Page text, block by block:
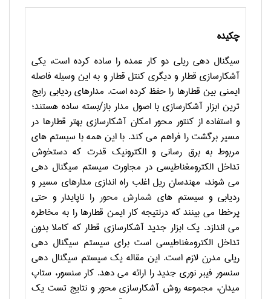
چکیده
سیگنال دهی ریلی دو کار عمده را ساده کرده است، یکی
آشکارسازی قطار و دیگری کنتل قطار و به این وسیله فاصله
ایمنی بین قطارها را حفظ کرده است. مدارهای ردیابی رایج
ترین ابزار آشکارسازی با اصول مدار باز/بسته ساده هستند؛
و استفاده از کنتور محور امکان آشکارسازی بهتر قطارها در
مسیر برگشت را فراهم می کند. با این همه با سیستم های
مربوط به برق رسانی و الکترونیک قدرت که دستخوش
تداخل الکترومغناطیسی در مجاورت سیستم سیگنال دهی
می شوند، مهندسان ریل اغلب راه اندازی مدارهای مسیر و
ردیابی و سیستم های شمارش محوررا ناپایدار و حتی
پرخطا می بینند که درنتیجه کار ایمن قطارها را به مخاطره
می اندازد. یک ابزار جدید آشکارسازی قطار که کاملا بدون
تداخل الکترومغناطیسی است برای سیستم سیگنال دهی
ریلی مدرن لازم است. این مقاله یک سیستم سیگنال دهی
سنسور فیبر نوری جدید را ارائه می دهد. کار سنسور، ستاپ
میدان، مجموعه روش آشکارسازی محور و نتایج تست یک